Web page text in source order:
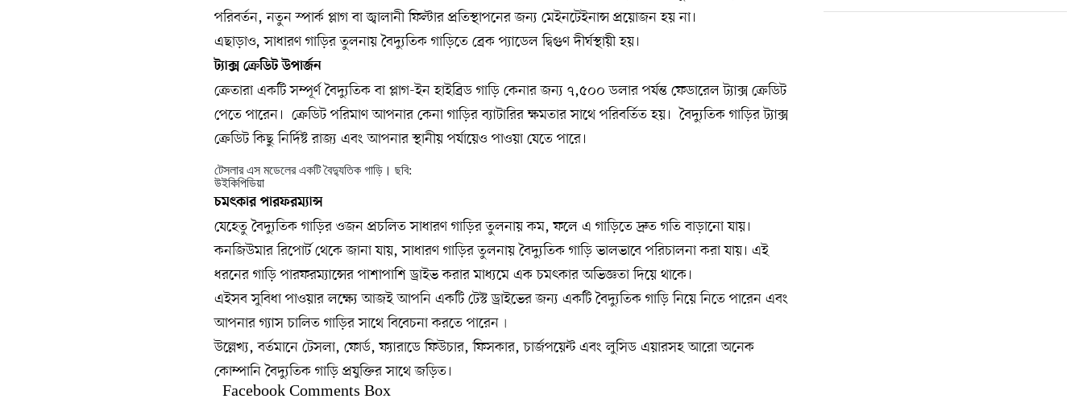
পরিবর্তন, নতুন স্পার্ক প্লাগ বা জ্বালানী ফিল্টার প্রতিস্থাপনের জন্য মেইনটেইনান্স প্রয়োজন হয় না।
এছাড়াও, সাধারণ গাড়ির তুলনায় বৈদ্যুতিক গাড়িতে ব্রেক প্যাডেল দ্বিগুণ দীর্ঘস্থায়ী হয়।
ট্যাক্স ক্রেডিট উপার্জন
ক্রেতারা একটি সম্পূর্ণ বৈদ্যুতিক বা প্লাগ-ইন হাইব্রিড গাড়ি কেনার জন্য ৭,৫০০ ডলার পর্যন্ত ফেডারেল ট্যাক্স ক্রেডিট
পেতে পারেন। ক্রেডিট পরিমাণ আপনার কেনা গাড়ির ব্যাটারির ক্ষমতার সাথে পরিবর্তিত হয়। বৈদ্যুতিক গাড়ির ট্যাক্স
ক্রেডিট কিছু নির্দিষ্ট রাজ্য এবং আপনার স্থানীয় পর্যায়েও পাওয়া যেতে পারে।
টেসলার এস মডেলের একটি বৈদ্যুতিক গাড়ি। ছবি:
উইকিপিডিয়া
চমৎকার পারফরম্যান্স
যেহেতু বৈদ্যুতিক গাড়ির ওজন প্রচলিত সাধারণ গাড়ির তুলনায় কম, ফলে এ গাড়িতে দ্রুত গতি বাড়ানো যায়।
কনজিউমার রিপোর্ট থেকে জানা যায়, সাধারণ গাড়ির তুলনায় বৈদ্যুতিক গাড়ি ভালভাবে পরিচালনা করা যায়। এই
ধরনের গাড়ি পারফরম্যান্সের পাশাপাশি ড্রাইভ করার মাধ্যমে এক চমৎকার অভিজ্ঞতা দিয়ে থাকে।
এইসব সুবিধা পাওয়ার লক্ষ্যে আজই আপনি একটি টেস্ট ড্রাইভের জন্য একটি বৈদ্যুতিক গাড়ি নিয়ে নিতে পারেন এবং
আপনার গ্যাস চালিত গাড়ির সাথে বিবেচনা করতে পারেন৷
উল্লেখ্য, বর্তমানে টেসলা, ফোর্ড, ফ্যারাডে ফিউচার, ফিসকার, চার্জপয়েন্ট এবং লুসিড এয়ারসহ আরো অনেক
কোম্পানি বৈদ্যুতিক গাড়ি প্রযুক্তির সাথে জড়িত।
Facebook Comments Box